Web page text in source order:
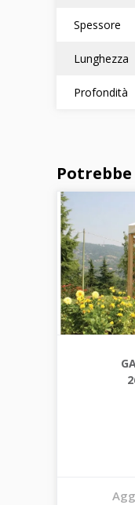
Spessore
Lunghezza
Profondità